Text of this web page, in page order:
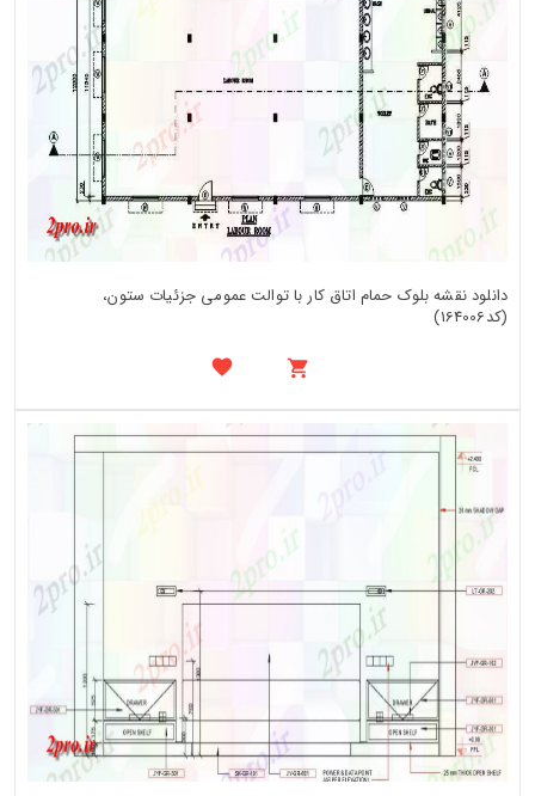
دانلود نقشه بلوک حمام اتاق کار با توالت عمومی جزئیات ستون،
(کد164006)